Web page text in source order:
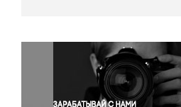
Окружающая среда
Политика
Правосудие
Происшествия и конфликты